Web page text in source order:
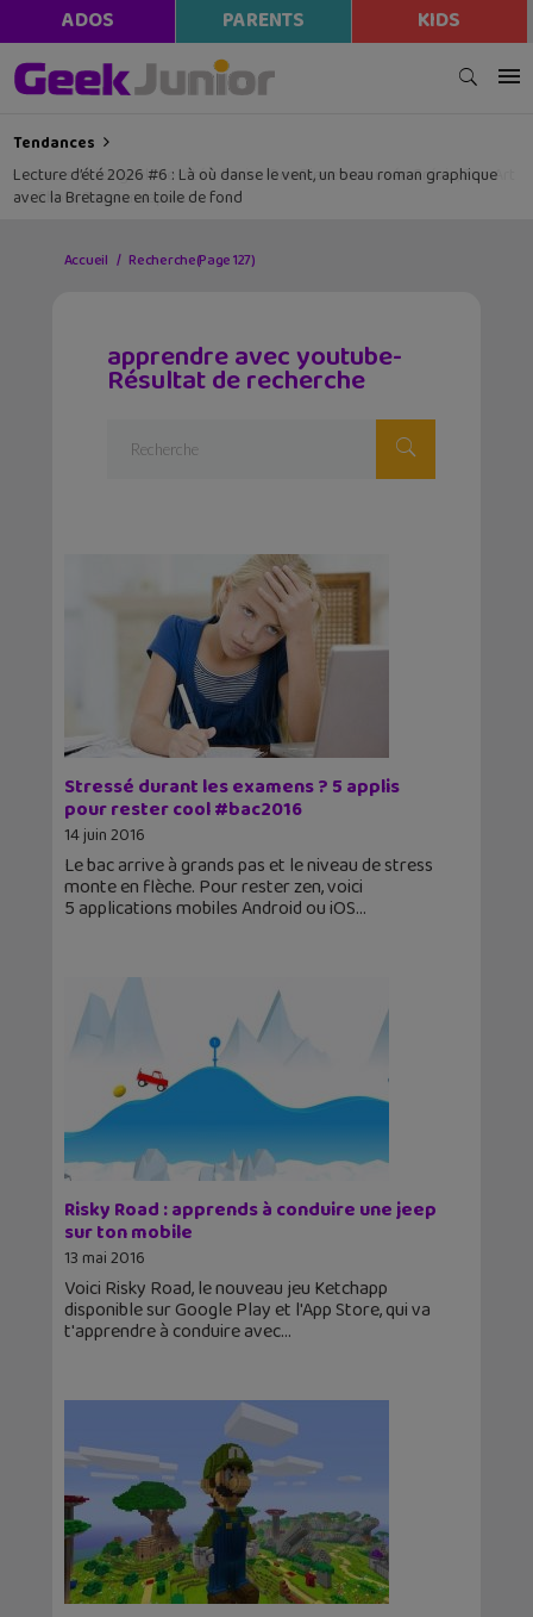
ADOS PARENTS KIDS
Tendances
Lecture d’été 2026 #6 : Là où danse le vent, un beau roman graphique
avec la Bretagne en toile de fond
Accueil Recherche(Page 127)
apprendre avec youtube-
Résultat de recherche
Stressé durant les examens ? 5 applis
pour rester cool #bac2016
14 juin 2016
Le bac arrive à grands pas et le niveau de stress
monte en flèche. Pour rester zen, voici
5 applications mobiles Android ou iOS
Risky Road : apprends à conduire une jeep
sur ton mobile
13 mai 2016
Voici Risky Road, le nouveau jeu Ketchapp
disponible sur Google Play et l'App Store, qui va
t'apprendre à conduire avec